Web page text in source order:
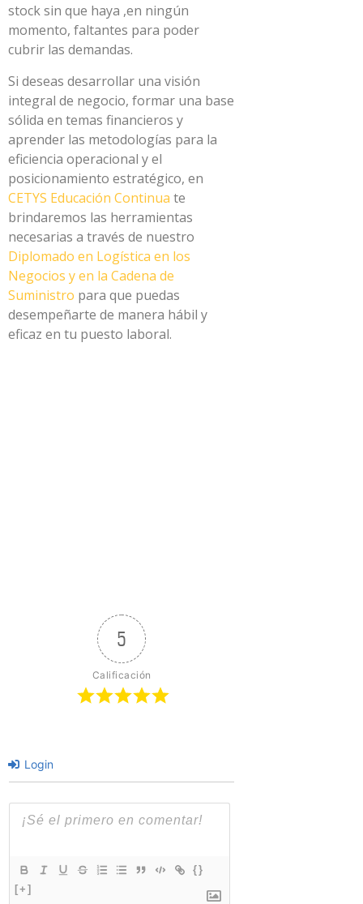
stock sin que haya ,en ningún
momento, faltantes para poder
cubrir las demandas.
Si deseas desarrollar una visión
integral de negocio, formar una base
sólida en temas financieros y
aprender las metodologías para la
eficiencia operacional y el
posicionamiento estratégico, en
CETYS Educación Continua te
brindaremos las herramientas
necesarias a través de nuestro
Diplomado en Logística en los
Negocios y en la Cadena de
Suministro para que puedas
desempeñarte de manera hábil y
eficaz en tu puesto laboral.
5
Calificación
Login
{}
[+]